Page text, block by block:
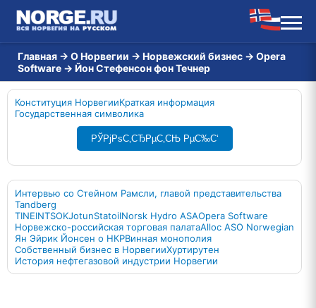
Главная → О Норвегии → Норвежский бизнес → Opera
Software → Йон Стефенсон фон Течнер
Конституция НорвегииКраткая информация
Государственная символика
РЎРјРѕС‚СЂРµС‚СЊ РµС‰С‘
Интервью со Стейном Рамсли, главой представительства
Tandberg
TINEINTSOKJotunStatoilNorsk Hydro ASAOpera Software
Норвежско-российская торговая палатаAlloc ASО Norwegian
Ян Эйрик Йонсен o НКРВинная монополия
Cобственный бизнес в НорвегииХуртирутен
История нефтегазовой индустрии Норвегии